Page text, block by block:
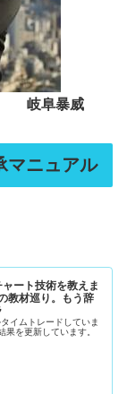
岐阜暴威
ニュアル
ート技術を教えま
教材巡り。もう辞
イムトレードしていま
果を更新しています。